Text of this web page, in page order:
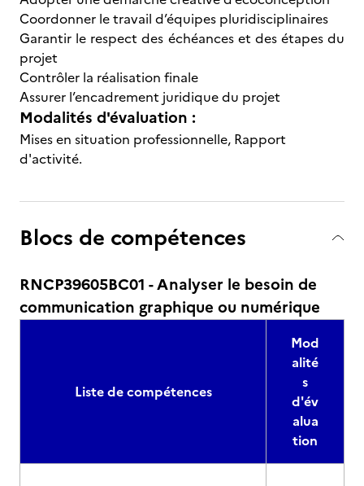
Coordonner le travail d’équipes pluridisciplinaires
Garantir le respect des échéances et des étapes du
projet
Contrôler la réalisation finale
Assurer l’encadrement juridique du projet
Modalités d'évaluation :
Mises en situation professionnelle, Rapport
d'activité.
Blocs de compétences
RNCP39605BC01 - Analyser le besoin de
communication graphique ou numérique
Liste de compétences
Mod
alité
s
d'év
alua
tion